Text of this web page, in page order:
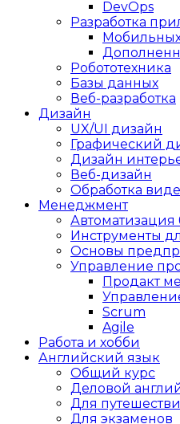
DevOps
Разработка
Робототехника
Базы данных
Веб-разработка
Дизайн
UX/UI дизайн
Графический
Дизайн
Веб-дизайн
Обработка
Менеджмент
Автоматизация
Инструменты
Основы
Управление
Продакт
Scrum
Agile
Работа и хобби
Английский язык
Общий курс
Деловой
Для
Для экзаменов